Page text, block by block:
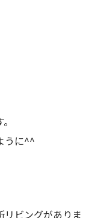
うに^^
ビングがありま